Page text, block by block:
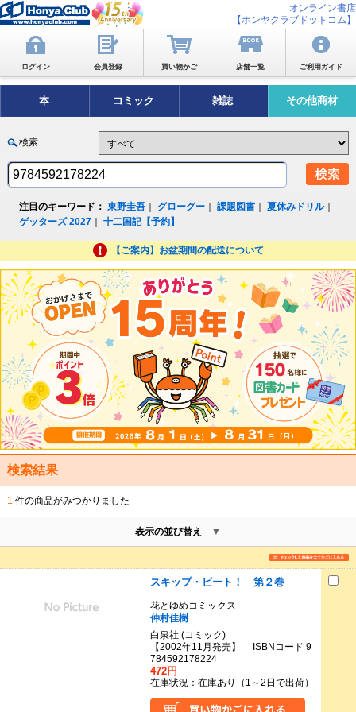
オンライン書店
【ホンヤクラブドットコム】
ログイン 会員登録 買い物かご 店舗一覧 ご利用ガイド
本 コミック 雑誌 その他商材
検索
注目のキーワード： 東野圭吾 グローグー ｜課題図書 ｜夏休みドリル｜
ゲッターズ 2027 ｜十二国記【予約】
【ご案内】お盆期間の配送について
検索結果
1 件の商品がみつかりました
表示の並び替え
スキップ・ビート！ 第２巻
花とゆめコミックス
仲村佳樹
白泉社 (コミック)
【2002年11月発売】 ISBNコード 9
784592178224
472円
在庫状況：在庫あり（1～2日で出荷）